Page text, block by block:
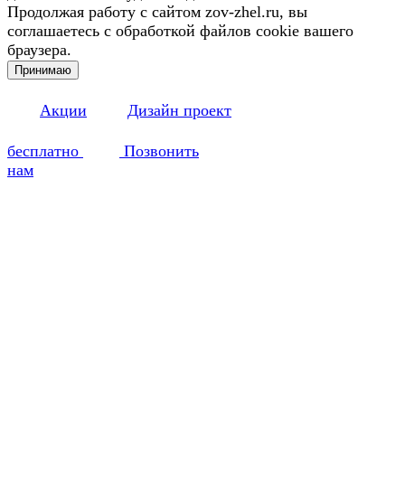
Продолжая работу с сайтом zov-zhel.ru, вы
соглашаетесь с обработкой файлов cookie вашего
браузера.
Принимаю
Акции Дизайн проект
бесплатно
Позвонить
нам